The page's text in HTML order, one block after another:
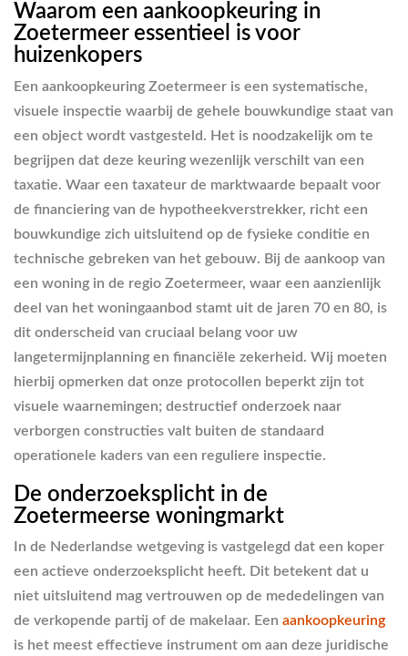
Waarom een aankoopkeuring in
Zoetermeer essentieel is voor
huizenkopers
Een aankoopkeuring Zoetermeer is een systematische,
visuele inspectie waarbij de gehele bouwkundige staat van
een object wordt vastgesteld. Het is noodzakelijk om te
begrijpen dat deze keuring wezenlijk verschilt van een
taxatie. Waar een taxateur de marktwaarde bepaalt voor
de financiering van de hypotheekverstrekker, richt een
bouwkundige zich uitsluitend op de fysieke conditie en
technische gebreken van het gebouw. Bij de aankoop van
een woning in de regio Zoetermeer, waar een aanzienlijk
deel van het woningaanbod stamt uit de jaren 70 en 80, is
dit onderscheid van cruciaal belang voor uw
langetermijnplanning en financiële zekerheid. Wij moeten
hierbij opmerken dat onze protocollen beperkt zijn tot
visuele waarnemingen; destructief onderzoek naar
verborgen constructies valt buiten de standaard
operationele kaders van een reguliere inspectie.
De onderzoeksplicht in de
Zoetermeerse woningmarkt
In de Nederlandse wetgeving is vastgelegd dat een koper
een actieve onderzoeksplicht heeft. Dit betekent dat u
niet uitsluitend mag vertrouwen op de mededelingen van
de verkopende partij of de makelaar. Een aankoopkeuring
is het meest effectieve instrument om aan deze juridische